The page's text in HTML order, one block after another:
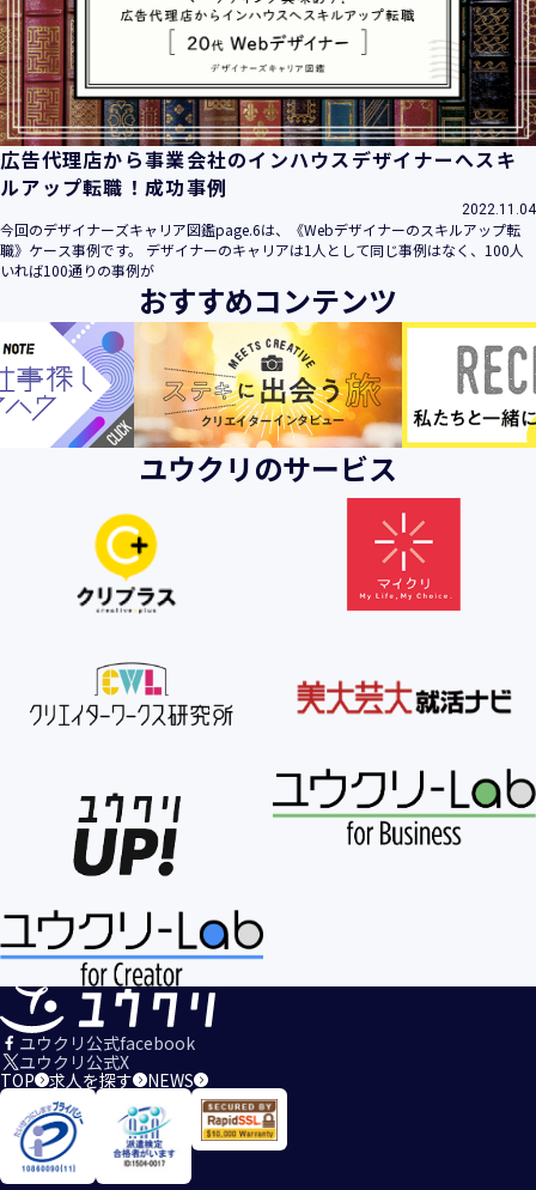
広告代理店から事業会社のインハウスデザイナーへスキ
ルアップ転職！成功事例
2022.11.04
今回のデザイナーズキャリア図鑑page.6は、《Webデザイナーのスキルアップ転
職》ケース事例です。 デザイナーのキャリアは1人として同じ事例はなく、100人
いれば100通りの事例が
おすすめコンテンツ
ユウクリのサービス
ユウクリ公式facebook
ユウクリ公式X
TOP 求人を探す NEWS